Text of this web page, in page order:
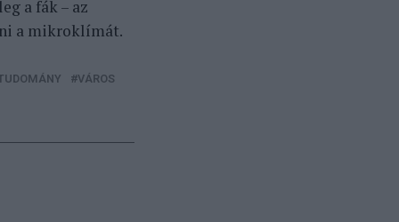
a fák – az
a mikroklímát.
VÁROS